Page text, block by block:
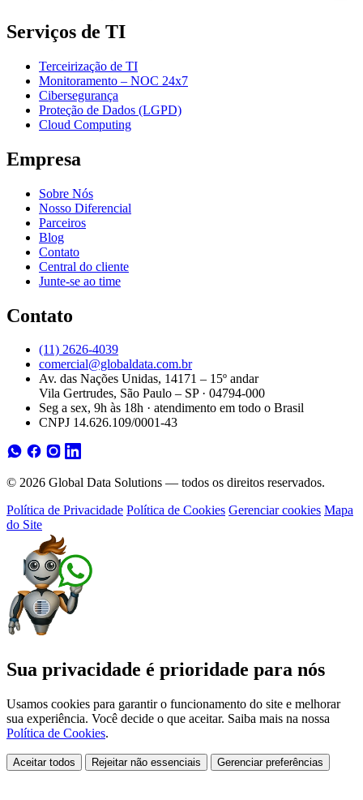
Serviços de TI
Terceirização de TI
Monitoramento – NOC 24x7
Cibersegurança
Proteção de Dados (LGPD)
Cloud Computing
Empresa
Sobre Nós
Nosso Diferencial
Parceiros
Blog
Contato
Central do cliente
Junte-se ao time
Contato
(11) 2626-4039
comercial@globaldata.com.br
Av. das Nações Unidas, 14171 – 15º andar
Vila Gertrudes, São Paulo – SP · 04794-000
Seg a sex, 9h às 18h · atendimento em todo o Brasil
CNPJ 14.626.109/0001-43
© 2026 Global Data Solutions — todos os direitos reservados.
Política de Privacidade Política de Cookies Gerenciar cookies Mapa
do Site
Sua privacidade é prioridade para nós
Usamos cookies para garantir o funcionamento do site e melhorar
sua experiência. Você decide o que aceitar. Saiba mais na nossa
Política de Cookies.
Aceitar todos Rejeitar não essenciais Gerenciar preferências